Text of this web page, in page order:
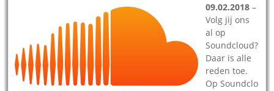
09.02.2018 –
Volg jij ons
al op
Soundcloud?
Daar is alle
reden toe.
Op Soundclo